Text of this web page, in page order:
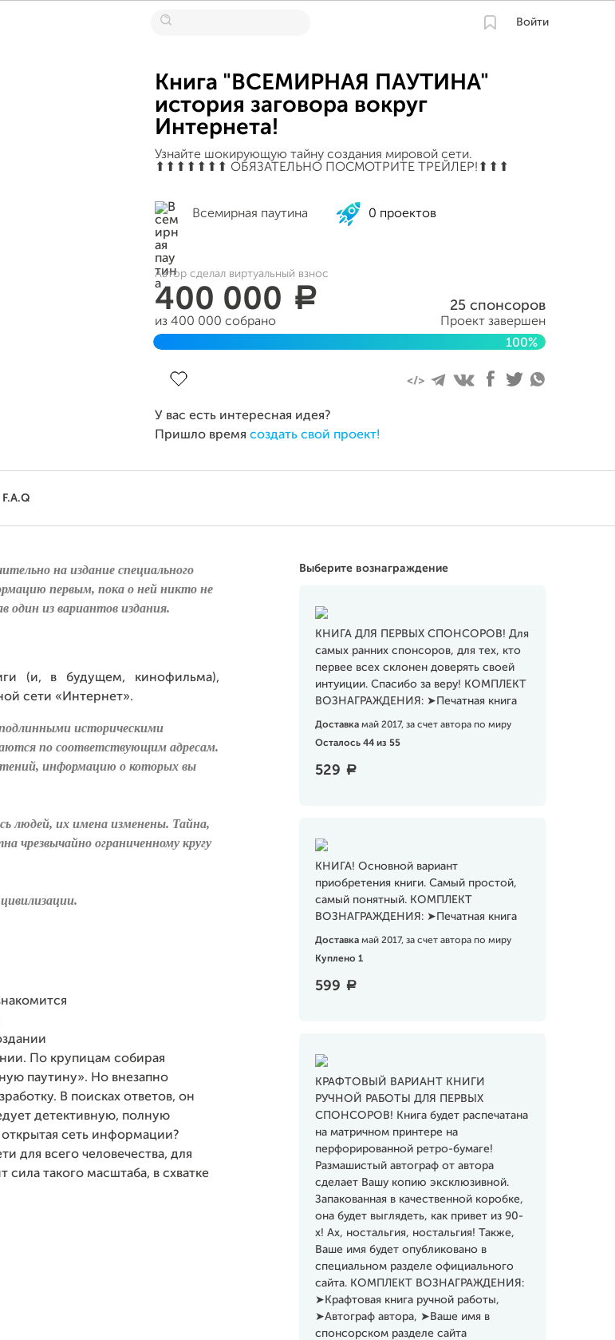
Войти
Книга "ВСЕМИРНАЯ ПАУТИНА"
история заговора вокруг
Интернета!
Узнайте шокирующую тайну создания мировой сети.
⬆︎⬆︎⬆︎⬆︎⬆︎⬆︎⬆︎ ОБЯЗАТЕЛЬНО ПОСМОТРИТЕ ТРЕЙЛЕР!⬆︎⬆︎⬆︎
Всемирная паутина 0 проектов
Автор сделал виртуальный взнос
400 000 a
из 400 000 собрано
25 спонсоров
Проект завершен
100%
У вас есть интересная идея?
Пришло время создать свой проект!
F.A.Q
Выберите вознаграждение
КНИГА ДЛЯ ПЕРВЫХ СПОНСОРОВ! Для
самых ранних спонсоров, для тех, кто
первее всех склонен доверять своей
интуиции. Спасибо за веру! КОМПЛЕКТ
ВОЗНАГРАЖДЕНИЯ: ➤Печатная книга
Доставка май 2017, за счет автора по миру
Осталось 44 из 55
529 a
КНИГА! Основной вариант
приобретения книги. Самый простой,
самый понятный. КОМПЛЕКТ
ВОЗНАГРАЖДЕНИЯ: ➤Печатная книга
Доставка май 2017, за счет автора по миру
Куплено 1
599 a
КРАФТОВЫЙ ВАРИАНТ КНИГИ
РУЧНОЙ РАБОТЫ ДЛЯ ПЕРВЫХ
СПОНСОРОВ! Книга будет распечатана
на матричном принтере на
перфорированной ретро-бумаге!
Размашистый автограф от автора
сделает Вашу копию эксклюзивной.
Запакованная в качественной коробке,
она будет выглядеть, как привет из 90-
х! Ах, ностальгия, ностальгия! Также,
Ваше имя будет опубликовано в
специальном разделе официального
сайта. КОМПЛЕКТ ВОЗНАГРАЖДЕНИЯ:
➤Крафтовая книга ручной работы,
➤Автограф автора, ➤Ваше имя в
спонсорском разделе сайта
на издание специального
первым, пока о ней никто не
один из вариантов издания.
(и, в будущем, кинофильма),
сети «Интернет».
историческими
по соответствующим адресам.
информацию о которых вы
людей, их имена изменены. Тайна,
чрезвычайно ограниченному кругу
По крупицам собирая
паутину». Но внезапно
В поисках ответов, он
детективную, полную
сеть информации?
для всего человечества, для
такого масштаба, в схватке